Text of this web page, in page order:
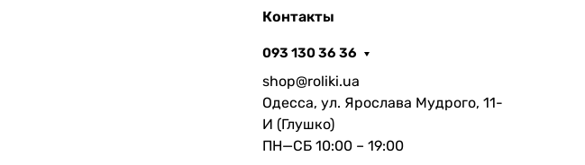
Контакты
093 130 36 36
shop@roliki.ua
Одесса, ул. Ярослава Мудрого, 11-
И (Глушко)
ПН—СБ 10:00 – 19:00